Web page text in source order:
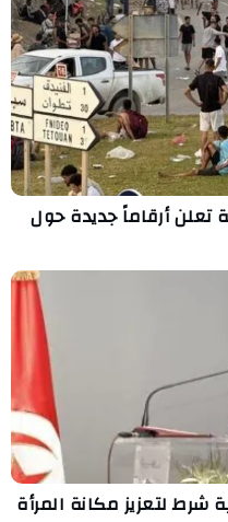
تعلن أرقاماً جديدة حول
شرط لتعزيز مكانة المرأة